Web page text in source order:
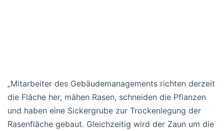
„Mitarbeiter des Gebäudemanagements richten derzeit
die Fläche her, mähen Rasen, schneiden die Pflanzen
und haben eine Sickergrube zur Trockenlegung der
Rasenfläche gebaut. Gleichzeitig wird der Zaun um die